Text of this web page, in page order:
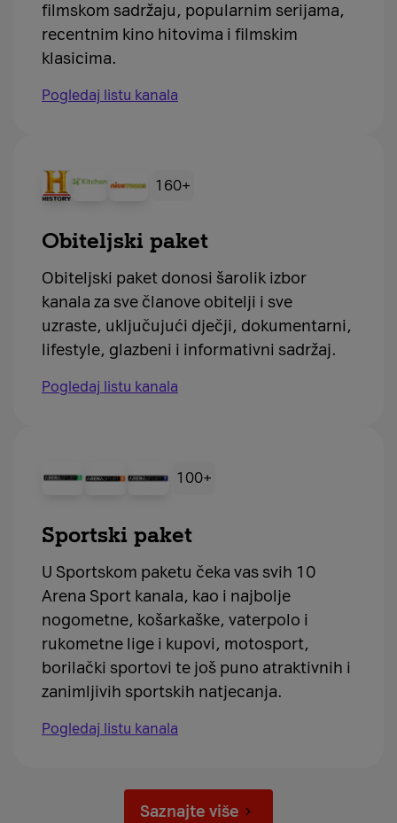
filmskom sadržaju, popularnim serijama,
recentnim kino hitovima i filmskim
klasicima.
Pogledaj listu kanala
160+
Obiteljski paket
Obiteljski paket donosi šarolik izbor
kanala za sve članove obitelji i sve
uzraste, uključujući dječji, dokumentarni,
lifestyle, glazbeni i informativni sadržaj.
Pogledaj listu kanala
100+
Sportski paket
U Sportskom paketu čeka vas svih 10
Arena Sport kanala, kao i najbolje
nogometne, košarkaške, vaterpolo i
rukometne lige i kupovi, motosport,
borilački sportovi te još puno atraktivnih i
zanimljivih sportskih natjecanja.
Pogledaj listu kanala
Saznajte više